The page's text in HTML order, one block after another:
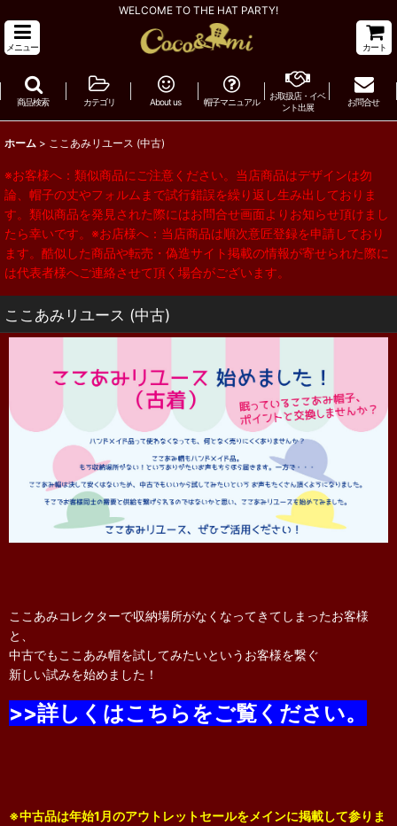
WELCOME TO THE HAT PARTY!
メニュー カート
商品検索 カテゴリ About us 帽子マニュアル
お取扱店・イベ
ント出展
お問合せ
ホーム > ここあみリユース (中古)
※お客様へ：類似商品にご注意ください。当店商品はデザインは勿
論、帽子の丈やフォルムまで試行錯誤を繰り返し生み出しておりま
す。類似商品を発見された際にはお問合せ画面よりお知らせ頂けまし
たら幸いです。※お店様へ：当店商品は順次意匠登録を申請しており
ます。酷似した商品や転売・偽造サイト掲載の情報が寄せられた際に
は代表者様へご連絡させて頂く場合がございます。
ここあみリユース (中古)
ここあみコレクターで収納場所がなくなってきてしまったお客様
と、
中古でもここあみ帽を試してみたいというお客様を繋ぐ
新しい試みを始めました！
>>詳しくはこちらをご覧ください。
※中古品は年始1月のアウトレットセールをメインに掲載して参りま